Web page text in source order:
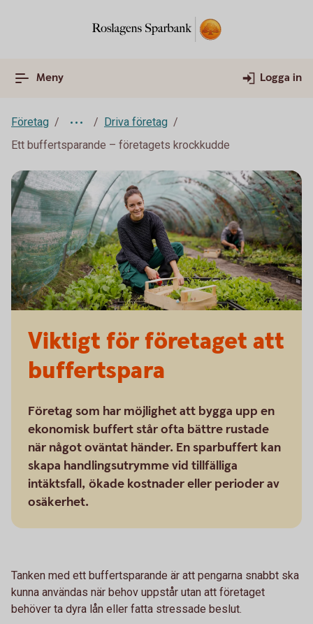
Meny Logga in
Företag
Driva företag
Ett buffertsparande – företagets krockkudde
Viktigt för företaget att
buffertspara
Företag som har möjlighet att bygga upp en
ekonomisk buffert står ofta bättre rustade
när något oväntat händer. En sparbuffert kan
skapa handlingsutrymme vid tillfälliga
intäktsfall, ökade kostnader eller perioder av
osäkerhet.
Tanken med ett buffertsparande är att pengarna snabbt ska
kunna användas när behov uppstår utan att företaget
behöver ta dyra lån eller fatta stressade beslut.